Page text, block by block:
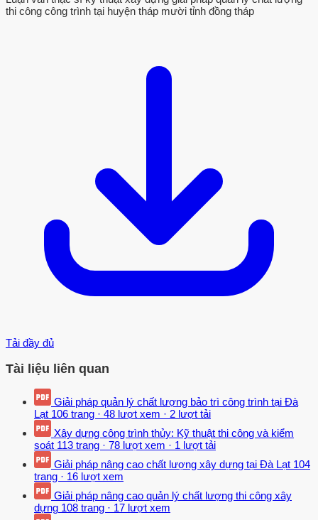
thi công công trình tại huyện tháp mười tỉnh đồng tháp
Tải đầy đủ
Tài liệu liên quan
Giải pháp quản lý chất lượng bảo trì công trình tại Đà
Lạt 106 trang · 48 lượt xem · 2 lượt tải
Xây dựng công trình thủy: Kỹ thuật thi công và kiểm
soát 113 trang · 78 lượt xem · 1 lượt tải
Giải pháp nâng cao chất lượng xây dựng tại Đà Lạt 104
trang · 16 lượt xem
Giải pháp nâng cao quản lý chất lượng thi công xây
dựng 108 trang · 17 lượt xem